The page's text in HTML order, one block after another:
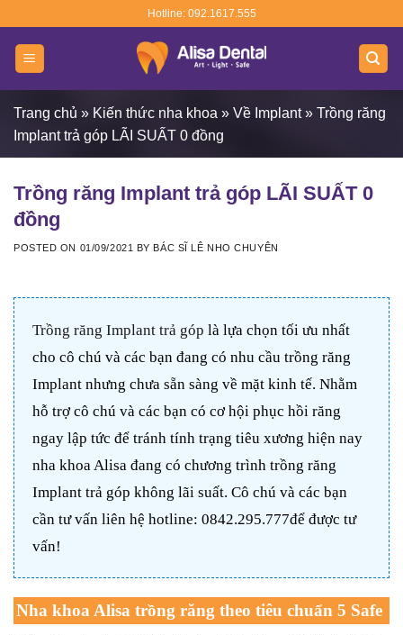
content
Hotline: 092.1617.555
Trang chủ » Kiến thức nha khoa » Về Implant» Trồng răng
Implant trả góp LÃI SUẤT 0 đồng
Trồng răng Implant trả góp LÃI SUẤT 0
đồng
POSTED ON 01/09/2021 BY BÁC SĨ LÊ NHO CHUYÊN
Trồng răng Implant trả góp là lựa chọn tối ưu nhất
cho cô chú và các bạn đang có nhu cầu trồng răng
Implant nhưng chưa sẵn sàng về mặt kinh tế. Nhằm
hỗ trợ cô chú và các bạn có cơ hội phục hồi răng
ngay lập tức để tránh tính trạng tiêu xương hiện nay
nha khoa Alisa đang có chương trình trồng răng
Implant trả góp không lãi suất. Cô chú và các bạn
cần tư vấn liên hệ hotline: 0842.295.777để được tư
vấn!
Nha khoa Alisa trồng răng theo tiêu chuẩn 5 Safe